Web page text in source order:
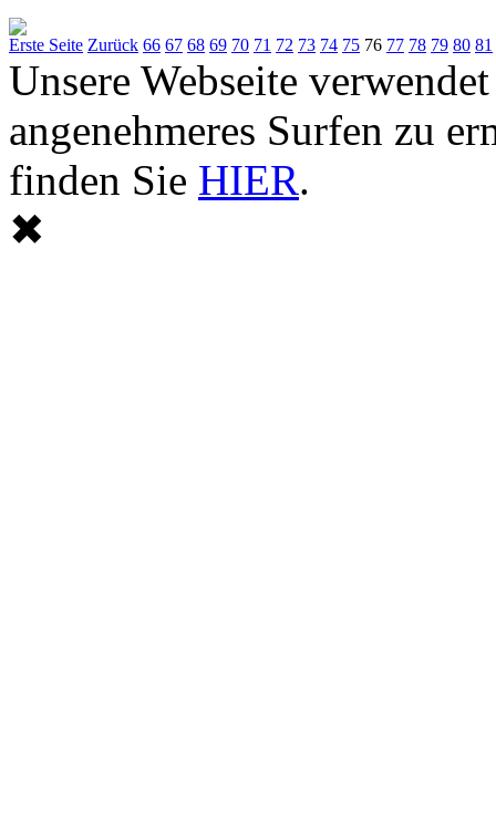
Erste Seite Zurück 66 67 68 69 70 71 72 73 74 75 76 77 78 79 80 81
Unsere Webseite
angenehmeres Surfen zu
finden Sie HIER.
✖